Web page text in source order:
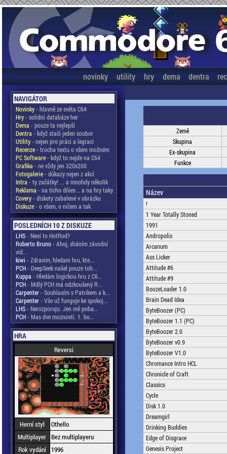
novinky utility hry dema dentra
NAVIGÁTOR
Novinky- hlavně ze světa C64
Hry- solidní databáze her
Dema - pouze ta nejlepší
Dentra - když stačí jeden soubor
Utility- nejen pro práci a legraci
Recenze- trocha textu o všem možném
PC Software- když to nejde na C64
Grafika - ne vždy jen 320x200
Fotogalerie- důkazy nejen z akcí
Intra - ty začátky! ... a mnohdy několik
Reklama - na ticho dňies .. a na hry taky
Covery- diskety zabalené v obrázku
Diskuze- o všem, o ničem a tak
POSLEDNÍCH 10 Z DISKUZE
LHS- Není to HotRod?
Roberto Bruno- Ahoj, sháním závodní
vid...
kiwi - Zdravim, hledam hru, kte...
PCH- DeepSeek našel pouze toh...
Kuppa - Hledám logickou hru z C6...
PCH- Mdlý PCH má odzkoušený R...
Carpenter- Souhlasím s Patrikem a k...
Carpenter- Vše už funguje ke spokoj...
LHS- Nerozporuju. Jen mě poba...
PCH- Mas dve moznosti. 1. bu...
HRA
Reversi
Herní styl
Othello
Multiplayer Bez multiplayeru
Rok vydání
1996
Země
Skupina
Ex-skupina
Funkce
Název
!
1 Year Totally Stoned
1991
Andropolis
Arcanum
Ass Licker
Attitude #6
Attitude #9
BoozeLoader 1.0
Brain Dead Idea
ByteBoozer (PC)
ByteBoozer 1.1 (PC)
ByteBoozer 2.0
ByteBoozer v0.9
ByteBoozer V1.0
Chromance Intro HCL
Chronicle of Craft
Classics
Cycle
Disk 1.0
Dreamgirl
Drinking Buddies
Edge of Disgrace
Genesis Project